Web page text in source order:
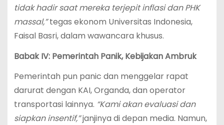
tidak hadir saat mereka terjepit inflasi dan PHK
massal,”tegas ekonom Universitas Indonesia,
Faisal Basri, dalam wawancara khusus.
Babak IV: Pemerintah Panik, Kebijakan Ambruk
Pemerintah pun panic dan menggelar rapat
darurat dengan KAI, Organda, dan operator
transportasi lainnya. “Kami akan evaluasi dan
siapkan insentif,”janjinya di depan media. Namun,